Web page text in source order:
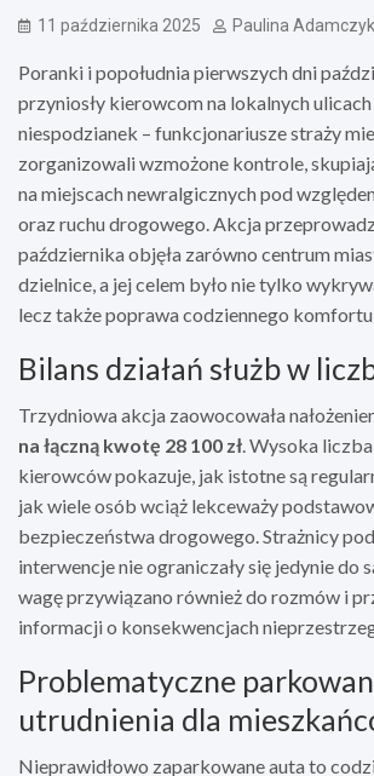
11 października 2025 Paulina Adamczyk
Poranki i popołudnia pierwszych dni
przyniosły kierowcom na lokalnych
niespodzianek – funkcjonariusze straży
zorganizowali wzmożone kontrole,
na miejscach newralgicznych pod
oraz ruchu drogowego. Akcja
października objęła zarówno centrum
dzielnice, a jej celem było nie tylko
lecz także poprawa codziennego
Bilans działań służb w
Trzydniowa akcja zaowocowała
na łączną kwotę 28 100 zł. Wysoka
kierowców pokazuje, jak istotne są
jak wiele osób wciąż lekceważy
bezpieczeństwa drogowego. Strażnicy
interwencje nie ograniczały się jedynie do
wagę przywiązano również do rozmów i
informacji o konsekwencjach
Problematyczne
utrudnienia dla
Nieprawidłowo zaparkowane auta to